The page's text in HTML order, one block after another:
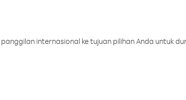
internasional ke tujuan pilihan Anda untuk